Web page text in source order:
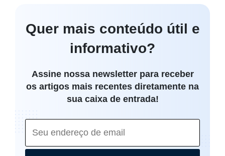
Quer mais conteúdo útil e
informativo?
Assine nossa newsletter para receber
os artigos mais recentes diretamente na
sua caixa de entrada!